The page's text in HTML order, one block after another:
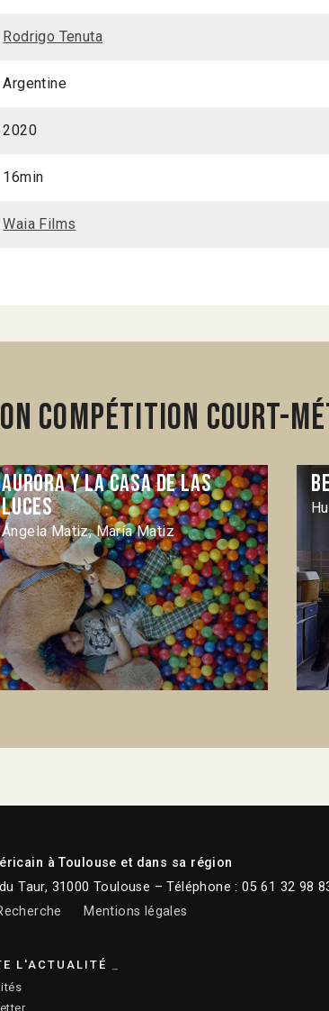
Rodrigo Tenuta
Argentine
2020
16min
Waia Films
Compétition Court-
Aurora y la casa de las
luces
Ángela Matiz, María Matiz
à Toulouse et dans sa région
Taur, 31000 Toulouse – Téléphone : 05 61 32 98
Mentions légales
L'ACTUALITÉ